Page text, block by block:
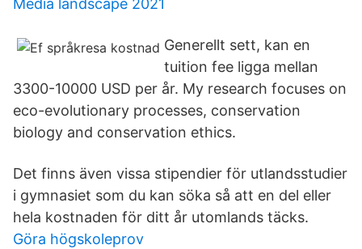
Media landscape 2021
Generellt sett, kan en
tuition fee ligga mellan
3300-10000 USD per år. My research focuses on
eco-evolutionary processes, conservation
biology and conservation ethics.
Det finns även vissa stipendier för utlandsstudier
i gymnasiet som du kan söka så att en del eller
hela kostnaden för ditt år utomlands täcks.
Göra högskoleprov